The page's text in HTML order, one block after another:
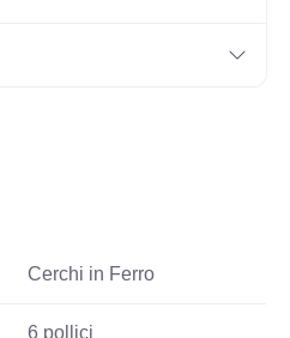
Cerchi in Ferro
6 pollici